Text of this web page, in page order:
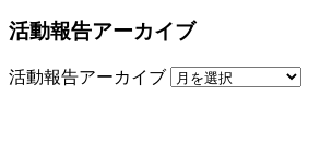
活動報告アーカイブ
活動報告アーカイブ